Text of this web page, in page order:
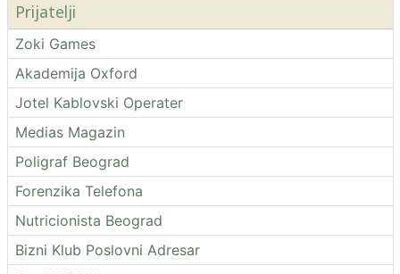
Prijatelji
Zoki Games
Akademija Oxford
Jotel Kablovski Operater
Medias Magazin
Poligraf Beograd
Forenzika Telefona
Nutricionista Beograd
Bizni Klub Poslovni Adresar